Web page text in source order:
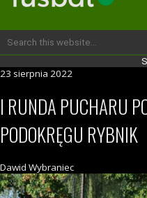
23 sierpnia 2022
I RUNDA PUCHARU
PODOKRĘGU RYBNIK
Dawid Wybraniec